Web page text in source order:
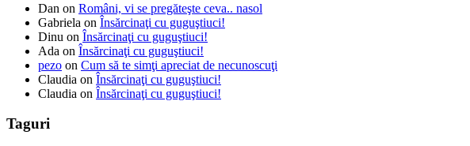
Dan on Români, vi se pregăteşte ceva.. nasol
Gabriela on Însărcinaţi cu guguştiuci!
Dinu on Însărcinaţi cu guguştiuci!
Ada on Însărcinaţi cu guguştiuci!
pezo on Cum să te simţi apreciat de necunoscuţi
Claudia on Însărcinaţi cu guguştiuci!
Claudia on Însărcinaţi cu guguştiuci!
Taguri